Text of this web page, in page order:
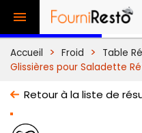

Accueil Froid Table
Glissières pour Saladette
Retour à la liste de